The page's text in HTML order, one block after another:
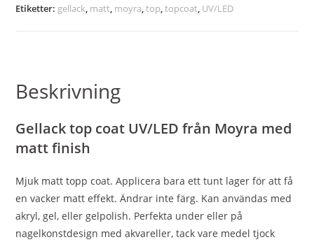
Etiketter: gellack, matt, moyra,top,topcoat, UV/LED
Beskrivning
Gellack top coat UV/LED från Moyra med
matt finish
Mjuk matt topp coat. Applicera bara ett tunt lager för att få
en vacker matt effekt. Ändrar inte färg. Kan användas med
akryl, gel, eller gelpolish. Perfekta under eller på
nagelkonstdesign med akvareller, tack vare medel tjock